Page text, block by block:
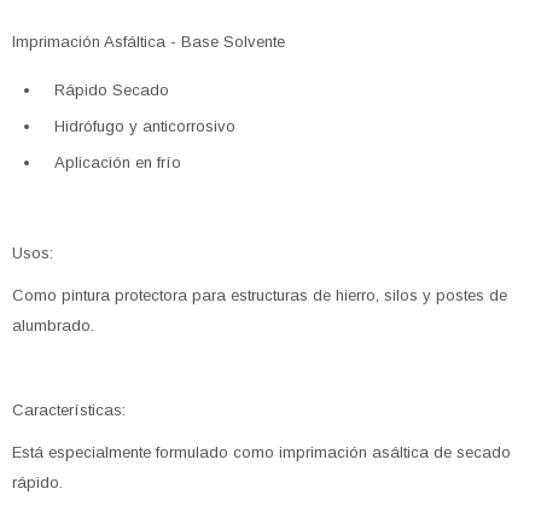
Imprimación Asfáltica - Base Solvente
Rápido Secado
Hidrófugo y anticorrosivo
Aplicación en frío
Usos:
Como pintura protectora para estructuras de hierro, silos y postes de
alumbrado.
Características:
Está especialmente formulado como imprimación asáltica de secado
rápido.